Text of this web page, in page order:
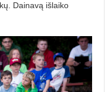
Dainavą išlaiko